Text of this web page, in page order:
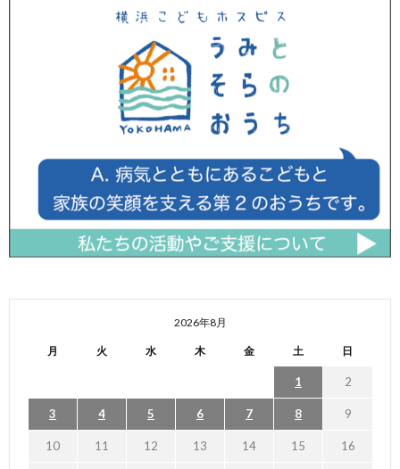
2026年8月
月 火 水 木 金 土 日
1 2
3 4 5 6 7 8 9
10 11 12 13 14 15 16